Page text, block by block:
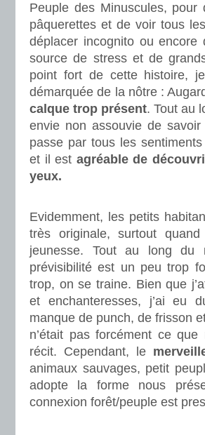
Peuple des Minuscules,
pâquerettes et de voir tous
déplacer incognito ou
source de stress et de
point fort de cette histoire,
démarquée de la nôtre :
calque trop présent. Tout au
envie non assouvie de
passe par tous les
et il est agréable de
yeux.
Evidemment, les petits
très originale, surtout
jeunesse. Tout au long du
prévisibilité est un peu trop
trop, on se traine. Bien que
et enchanteresses, j’ai eu
manque de punch, de frisson
n’était pas forcément ce
récit. Cependant, le
animaux sauvages, petit
adopte la forme nous
connexion forêt/peuple est